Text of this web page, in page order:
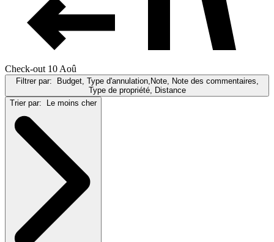
Check-out 10 Aoû
Filtrer par:
Budget, Type d'annulation,Note, Note des commentaires,
Type de propriété, Distance
Trier par:
Le moins cher